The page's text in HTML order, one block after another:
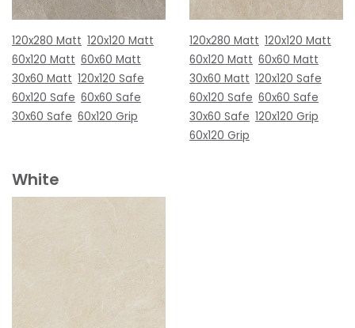
120x280 Matt 120x120 Matt
60x120 Matt 60x60 Matt
30x60 Matt 120x120 Safe
60x120 Safe 60x60 Safe
30x60 Safe 60x120 Grip
120x280 Matt 120x120 Matt
60x120 Matt 60x60 Matt
30x60 Matt 120x120 Safe
60x120 Safe 60x60 Safe
30x60 Safe 120x120 Grip
60x120 Grip
White